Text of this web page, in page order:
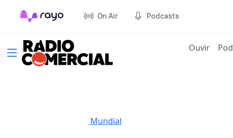
On Air Podcasts
Ouvir
Mundial